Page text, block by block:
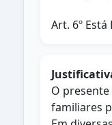
Art. 6º
O
familiares